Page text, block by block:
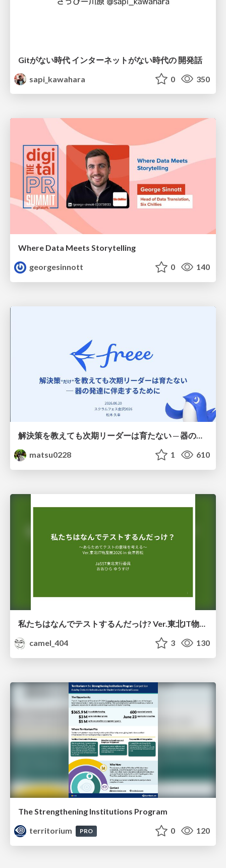
Gitがない時代 インターネットがない時代の 開発話
sapi_kawahara
0 350
Where Data Meets Storytelling
georgesinnott
0 140
解決策を教えても次期リーダーは育たない ─ 器の発達に伴走するために / Partnering with leaders in their vertical development
matsu0228
1 610
camel_404
3 130
The Strengthening Institutions Program
territorium
PRO 0 120